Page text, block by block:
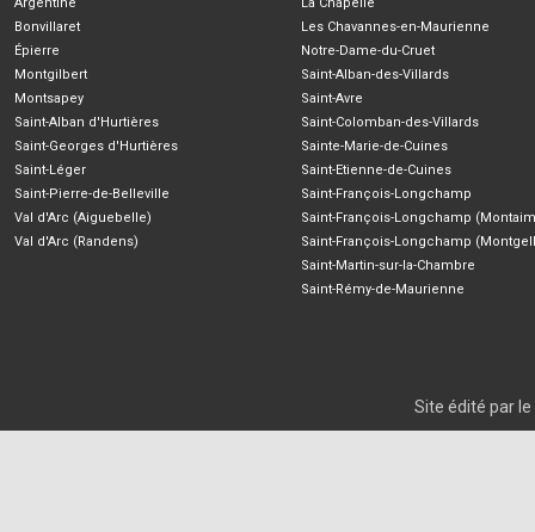
Bonvillaret
Épierre
Montgilbert
Montsapey
Saint-Alban d'Hurtières
Saint-Georges d'Hurtières
Saint-Léger
Saint-Pierre-de-Belleville
Val d'Arc (Aiguebelle)
Val d'Arc (Randens)
Les Chavannes-en-Maurienne
Notre-Dame-du-Cruet
Saint-Alban-des-Villards
Saint-Avre
Saint-Colomban-des-Villards
Sainte-Marie-de-Cuines
Saint-Etienne-de-Cuines
Saint-François-Longchamp
Saint-François-Longchamp
Saint-François-Longchamp
Saint-Martin-sur-la-Chambre
Saint-Rémy-de-Maurienne
Site édité par